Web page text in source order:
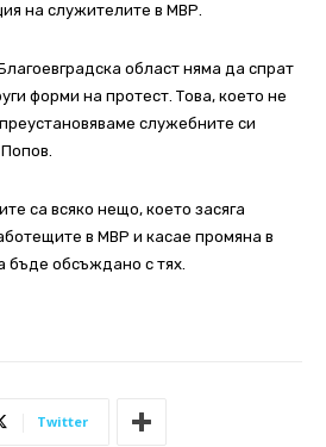
на служителите в МВР.
област няма да спрат
форми на протест. Това, което не
служебните си
са всяко нещо, което засяга
в МВР и касае промяна в
бъде обсъждано с тях.
Twitter